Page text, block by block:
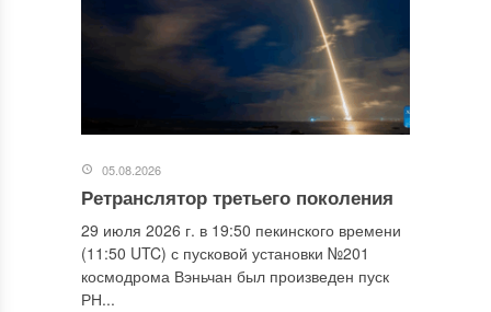
05.08.2026
Ретранслятор третьего поколения
29 июля 2026 г. в 19:50 пекинского времени
(11:50 UTC) с пусковой установки №201
космодрома Вэньчан был произведен пуск
РН...